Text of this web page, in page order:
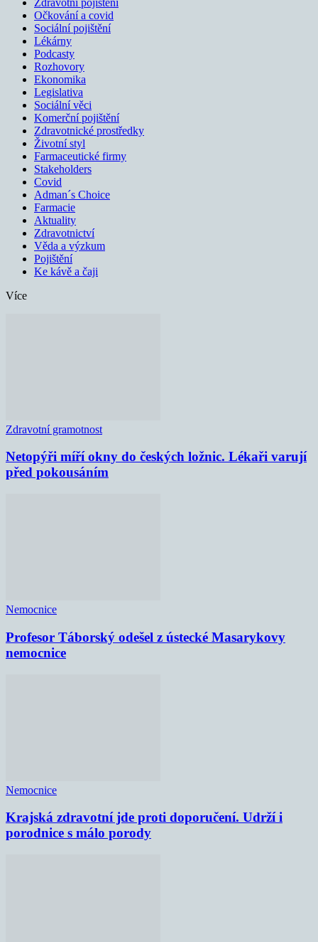
Očkování a covid
Sociální pojištění
Lékárny
Podcasty
Rozhovory
Ekonomika
Legislativa
Sociální věci
Komerční pojištění
Zdravotnické prostředky
Životní styl
Farmaceutické firmy
Stakeholders
Covid
Adman´s Choice
Farmacie
Aktuality
Zdravotnictví
Věda a výzkum
Pojištění
Ke kávě a čaji
Více
Zdravotní gramotnost
Netopýři míří okny do českých ložnic. Lékaři varují
před pokousáním
Nemocnice
Profesor Táborský odešel z ústecké Masarykovy
nemocnice
Nemocnice
Krajská zdravotní jde proti doporučení. Udrží i
porodnice s málo porody